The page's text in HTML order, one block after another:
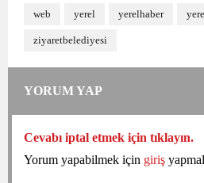
web yerel yerelhaber
ziyaretbelediyesi
YORUM YAP
Cevabı iptal etmek için tıklayın.
Yorum yapabilmek için giriş